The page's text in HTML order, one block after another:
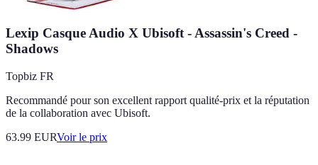
Lexip Casque Audio X Ubisoft - Assassin's Creed -
Shadows
Topbiz FR
Recommandé pour son excellent rapport qualité-prix et la réputation
de la collaboration avec Ubisoft.
63.99 EURVoir le prix